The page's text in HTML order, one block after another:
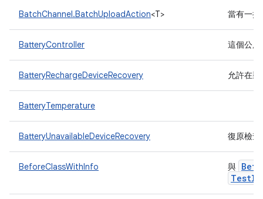
BatchChannel.BatchUploadAction<T> 當有一
BatteryController 這個公
BatteryRechargeDeviceRecovery 允許在
BatteryTemperature
BatteryUnavailableDeviceRecovery 復原檢
BeforeClassWithInfo 與
Test